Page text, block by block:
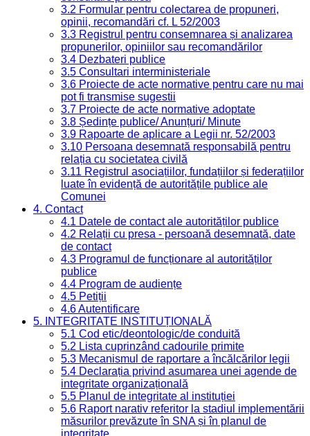
3.2 Formular pentru colectarea de propuneri,
opinii, recomandări cf. L 52/2003
3.3 Registrul pentru consemnarea și analizarea
propunerilor, opiniilor sau recomandărilor
3.4 Dezbateri publice
3.5 Consultari interministeriale
3.6 Proiecte de acte normative pentru care nu mai
pot fi transmise sugestii
3.7 Proiecte de acte normative adoptate
3.8 Ședințe publice/ Anunțuri/ Minute
3.9 Rapoarte de aplicare a Legii nr. 52/2003
3.10 Persoana desemnată responsabilă pentru
relația cu societatea civilă
3.11 Registrul asociațiilor, fundațiilor și federațiilor
luate în evidență de autoritățile publice ale
Comunei
4. Contact
4.1 Datele de contact ale autorităților publice
4.2 Relații cu presa - persoană desemnată, date
de contact
4.3 Programul de funcționare al autorităților
publice
4.4 Program de audiențe
4.5 Petiții
4.6 Autentificare
5. INTEGRITATE INSTITUȚIONALĂ
5.1 Cod etic/deontologic/de conduită
5.2 Lista cuprinzând cadourile primite
5.3 Mecanismul de raportare a încălcărilor legii
5.4 Declarația privind asumarea unei agende de
integritate organizațională
5.5 Planul de integritate al instituției
5.6 Raport narativ referitor la stadiul implementării
măsurilor prevăzute în SNA și în planul de
integritate